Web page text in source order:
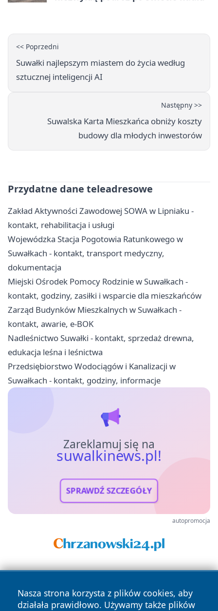
<< Poprzedni
Suwałki najlepszym miastem do życia według
sztucznej inteligencji AI
Następny >>
Suwalska Karta Mieszkańca obniży koszty
budowy dla młodych inwestorów
Przydatne dane teleadresowe
Zakład Aktywności Zawodowej SOWA w Lipniaku -
kontakt, rehabilitacja i usługi
Wojewódzka Stacja Pogotowia Ratunkowego w
Suwałkach - kontakt, transport medyczny,
dokumentacja
Miejski Ośrodek Pomocy Rodzinie w Suwałkach -
kontakt, godziny, zasiłki i wsparcie dla mieszkańców
Zarząd Budynków Mieszkalnych w Suwałkach -
kontakt, awarie, e-BOK
Nadleśnictwo Suwałki - kontakt, sprzedaż drewna,
edukacja leśna i leśnictwa
Przedsiębiorstwo Wodociągów i Kanalizacji w
Suwałkach - kontakt, godziny, informacje
Zareklamuj się na
suwalkinews.pl!
SPRAWDŹ SZCZEGÓŁY
autopromocja
Nasza strona korzysta z plików cookies, aby
działała prawidłowo. Używamy także plików